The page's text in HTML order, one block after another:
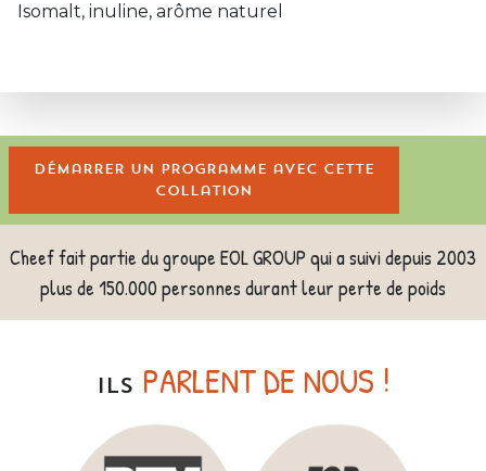
Isomalt, inuline, arôme naturel
Démarrer un programme avec cette
collation
Cheef fait partie du groupe EOL GROUP qui a suivi depuis 2003
plus de 150.000 personnes durant leur perte de poids
ILS PARLENT DE NOUS !